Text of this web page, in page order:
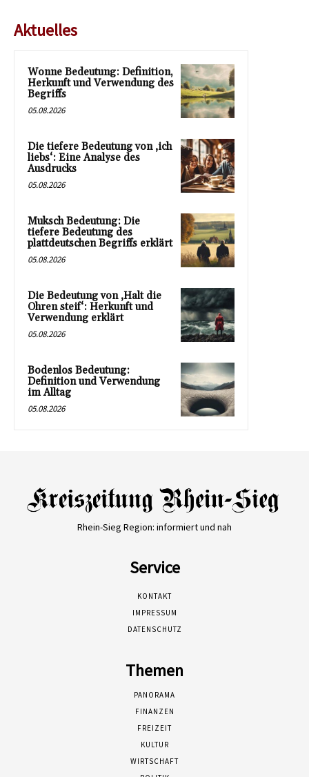
Aktuelles
Wonne Bedeutung: Definition,
Herkunft und Verwendung des
Begriffs
05.08.2026
Die tiefere Bedeutung von ‚ich
liebs‘: Eine Analyse des
Ausdrucks
05.08.2026
Muksch Bedeutung: Die
tiefere Bedeutung des
plattdeutschen Begriffs erklärt
05.08.2026
Die Bedeutung von ‚Halt die
Ohren steif‘: Herkunft und
Verwendung erklärt
05.08.2026
Bodenlos Bedeutung:
Definition und Verwendung
im Alltag
05.08.2026
Rhein-Sieg Region: informiert und nah
Service
KONTAKT
IMPRESSUM
DATENSCHUTZ
Themen
PANORAMA
FINANZEN
FREIZEIT
KULTUR
WIRTSCHAFT